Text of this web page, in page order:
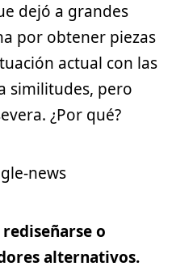
dejó a grandes
por obtener piezas
actual con las
similitudes, pero
¿Por qué?
o
alternativos.